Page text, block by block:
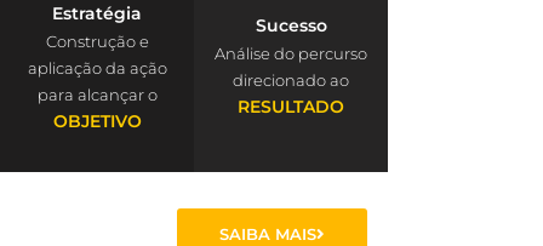
Estratégia
Construção e
aplicação da ação
para alcançar o
OBJETIVO
Sucesso
Análise do percurso
direcionado ao
RESULTADO
SAIBA MAIS